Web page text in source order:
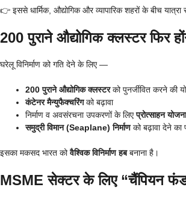
👉 इससे धार्मिक, औद्योगिक और व्यापारिक शहरों के बीच
200 पुराने औद्योगिक क्लस्टर फिर
घरेलू विनिर्माण को गति देने के लिए —
200 पुराने औद्योगिक क्लस्टरको पुनर्जीवित करने की
कंटेनर मैन्युफैक्चरिंगको बढ़ावा
निर्माण व अवसंरचना उपकरणों के लिएप्रोत्साहन योजना
समुद्री विमान (Seaplane) निर्माणको बढ़ावा देने का
इसका मकसद भारत कोवैश्विक विनिर्माण हबबनाना है।
MSME सेक्टर के लिए “चैंपियन